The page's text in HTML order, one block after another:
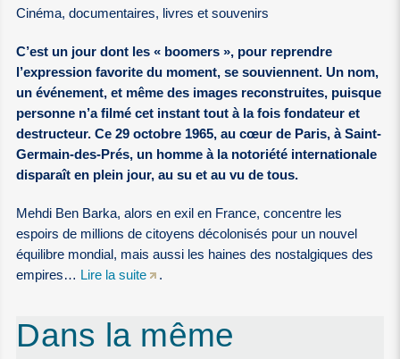
Cinéma, documentaires, livres et souvenirs
C’est un jour dont les « boomers », pour reprendre
l’expression favorite du moment, se souviennent. Un nom,
un événement, et même des images reconstruites, puisque
personne n’a filmé cet instant tout à la fois fondateur et
destructeur. Ce 29 octobre 1965, au cœur de Paris, à Saint-
Germain-des-Prés, un homme à la notoriété internationale
disparaît en plein jour, au su et au vu de tous.
Mehdi Ben Barka, alors en exil en France, concentre les
espoirs de millions de citoyens décolonisés pour un nouvel
équilibre mondial, mais aussi les haines des nostalgiques des
empires… Lire la suite .
Dans la même